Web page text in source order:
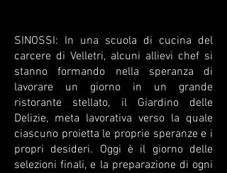
SINOSSI: In una scuola di cucina del
carcere di Velletri, alcuni allievi chef si
stanno formando nella speranza di
lavorare un giorno in un grande
ristorante stellato, il Giardino delle
Delizie, meta lavorativa verso la quale
ciascuno proietta le proprie speranze e i
propri desideri. Oggi è il giorno delle
selezioni finali, e la preparazione di ogni